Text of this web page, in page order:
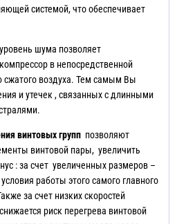
системой, что обеспечивает
шума позволяет
в непосредственной
сжатого воздуха. Тем самым Вы
и утечек , связанных с длинными
винтовых групп позволяют
винтовой пары, увеличить
: за счет увеличенных размеров –
работы этого самого главного
за счет низких скоростей
риск перегрева винтовой